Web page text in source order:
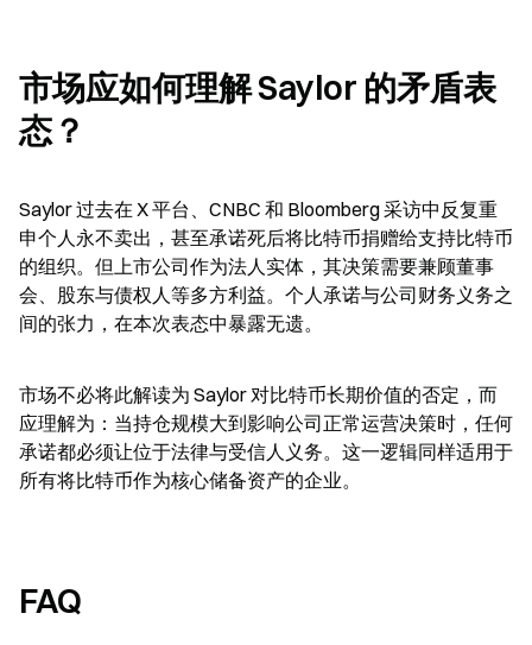
市场应如何理解 Saylor 的矛盾表
态？
Saylor 过去在 X 平台、CNBC 和 Bloomberg 采访中反复重
申个人永不卖出，甚至承诺死后将比特币捐赠给支持比特币
的组织。但上市公司作为法人实体，其决策需要兼顾董事
会、股东与债权人等多方利益。个人承诺与公司财务义务之
间的张力，在本次表态中暴露无遗。
市场不必将此解读为 Saylor 对比特币长期价值的否定，而
应理解为：当持仓规模大到影响公司正常运营决策时，任何
承诺都必须让位于法律与受信人义务。这一逻辑同样适用于
所有将比特币作为核心储备资产的企业。
FAQ